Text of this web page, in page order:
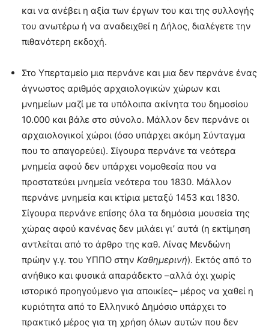
και να ανέβει η αξία των έργων του και της συλλογής
του ανωτέρω ή να αναδειχθεί η Δήλος, διαλέγετε την
πιθανότερη εκδοχή.
Στο Υπερταμείο μια περνάνε και μια δεν περνάνε ένας
άγνωστος αριθμός αρχαιολογικών χώρων και
μνημείων μαζί με τα υπόλοιπα ακίνητα του δημοσίου
10.000 και βάλε στο σύνολο. Μάλλον δεν περνάνε οι
αρχαιολογικοί χώροι (όσο υπάρχει ακόμη Σύνταγμα
που το απαγορεύει). Σίγουρα περνάνε τα νεότερα
μνημεία αφού δεν υπάρχει νομοθεσία που να
προστατεύει μνημεία νεότερα του 1830. Μάλλον
περνάνε μνημεία και κτίρια μεταξύ 1453 και 1830.
Σίγουρα περνάνε επίσης όλα τα δημόσια μουσεία της
χώρας αφού κανένας δεν μιλάει γι’ αυτά (η εκτίμηση
αντλείται από το άρθρο της καθ. Λίνας Μενδώνη
πρώην γ.γ. του ΥΠΠΟ στην Καθημερινή). Εκτός από το
ανήθικο και φυσικά απαράδεκτο –αλλά όχι χωρίς
ιστορικό προηγούμενο για αποικίες– μέρος να χαθεί η
κυριότητα από το Ελληνικό Δημόσιο υπάρχει το
πρακτικό μέρος για τη χρήση όλων αυτών που δεν